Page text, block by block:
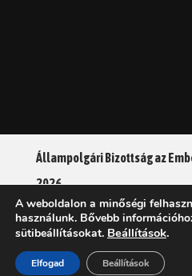
Állampolgári Bizottság az
2026
Adatkezelési tájékoztató
Sütikezelési tájékoztató
A weboldalon a minőségi
használunk. Bővebb
sütibeállításokat. Beállítások.
Elfogad Beállítások